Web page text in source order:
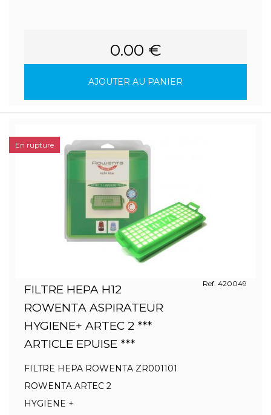
0.00 €
AJOUTER AU PANIER
FILTRE HEPA H12
ROWENTA ASPIRATEUR
HYGIENE+ ARTEC 2 ***
ARTICLE EPUISE ***
Ref. 420049
FILTRE HEPA ROWENTA ZR001101
ROWENTA ARTEC 2
HYGIENE +
En rupture